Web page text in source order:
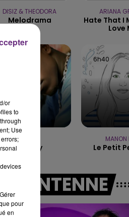
14h00 - 15h00
LA RADIO POP
DISIZ & THEODORA
Melodrama
ARIANA
Hate That I
Love
Replay
6h40
6h40
MANON
Le Petit
A L'ANTENNE
or
to
Use
pour
en